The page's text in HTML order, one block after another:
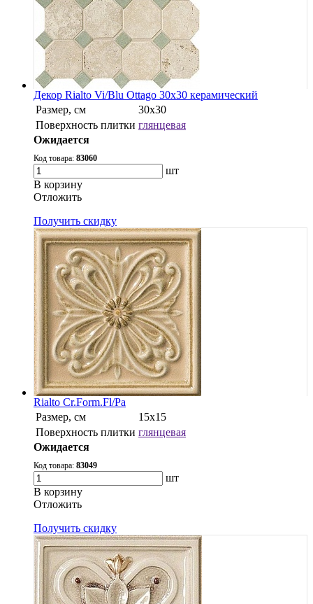
Декор Rialto Vi/Blu Ottago 30x30 керамический
Размер, см
30х30
Поверхность плитки глянцевая
Ожидается
Код товара: 83060
шт
В корзину
Oтложить
Получить скидку
Rialto Cr.Form.Fl/Pa
Размер, см
15x15
Поверхность плитки глянцевая
Ожидается
Код товара: 83049
шт
В корзину
Oтложить
Получить скидку